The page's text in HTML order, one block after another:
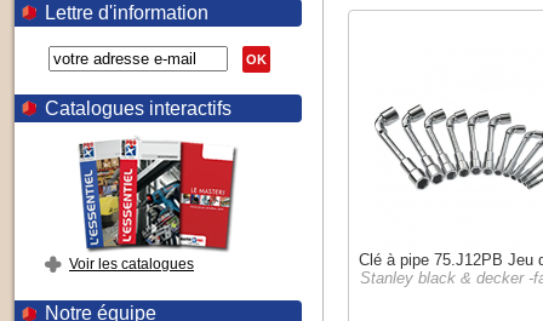
Lettre d'information
OK
Catalogues interactifs
Voir les catalogues
Notre équipe
Clé à pipe 75.J12PB Jeu
Stanley black & decker -